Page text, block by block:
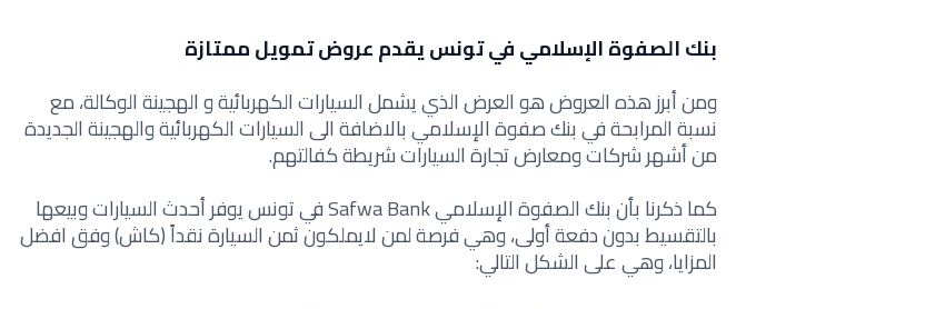
بنك الصفوة الإسلامي في تونس يقدم عروض تمويل ممتازة
ومن أبرز هذه العروض هو العرض الذي يشمل السيارات الكهربائية و الهجينة الوكالة، مع
نسبة المرابحة في بنك صفوة الإسلامي بالاضافة الى السيارات الكهربائية والهجينة الجديدة
من أشهر شركات ومعارض تجارة السيارات شريطة كفالتهم.
كما ذكرنا بأن بنك الصفوة الإسلامي Safwa Bank في تونس يوفر أحدث السيارات وبيعها
بالتقسيط بدون دفعة أولى، وهي فرصة لمن لايملكون ثمن السيارة نقداً (كاش) وفق افضل
المزايا، وهي على الشكل التالي: